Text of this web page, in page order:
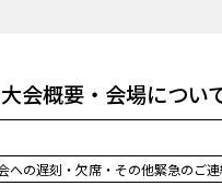
大会概要・会場につい
への遅刻・欠席・その他緊急のご